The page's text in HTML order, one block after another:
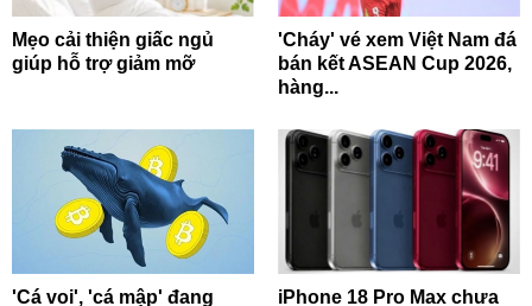
Mẹo cải thiện giấc ngủ
giúp hỗ trợ giảm mỡ
'Cháy' vé xem Việt Nam đá
bán kết ASEAN Cup 2026,
hàng...
'Cá voi', 'cá mập' đang iPhone 18 Pro Max chưa